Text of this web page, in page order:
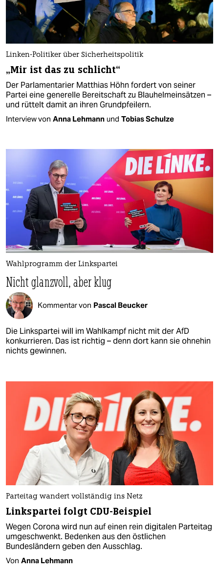
Linken-Politiker über Sicherheitspolitik
„Mir ist das zu schlicht“
Der Parlamentarier Matthias Höhn fordert von seiner
Partei eine generelle Bereitschaft zu Blauhelmeinsätzen –
und rüttelt damit an ihren Grundpfeilern.
Interview von Anna Lehmann und Tobias Schulze
Wahlprogramm der Linkspartei
Nicht glanzvoll, aber klug
Kommentar von Pascal Beucker
Die Linkspartei will im Wahlkampf nicht mit der AfD
konkurrieren. Das ist richtig – denn dort kann sie ohnehin
nichts gewinnen.
Parteitag wandert vollständig ins Netz
Linkspartei folgt CDU-Beispiel
Wegen Corona wird nun auf einen rein digitalen Parteitag
umgeschwenkt. Bedenken aus den östlichen
Bundesländern geben den Ausschlag.
Von Anna Lehmann